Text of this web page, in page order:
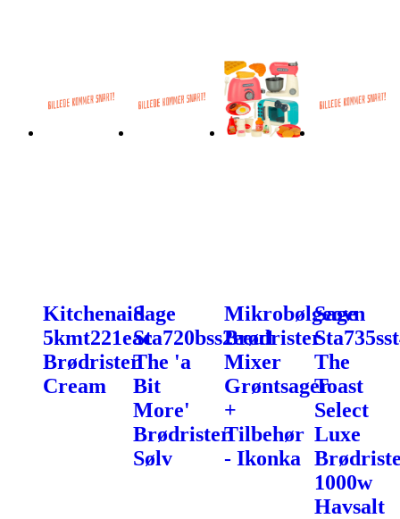
Kitchenaid
5kmt221eac
Brødrister
Cream
Sage
Sta720bss2eeu1
The 'a
Bit
More'
Brødrister
Sølv
Mikrobølgeovn
Brødrister
Mixer
Grøntsager
+
Tilbehør
- Ikonka
Sage
The
Toast
Select
Luxe
1000w
Havsalt